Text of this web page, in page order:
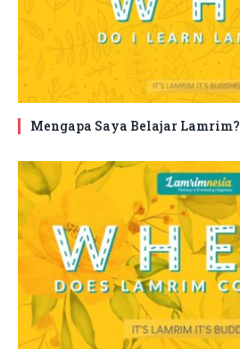
Mengapa Saya Belajar Lamrim?